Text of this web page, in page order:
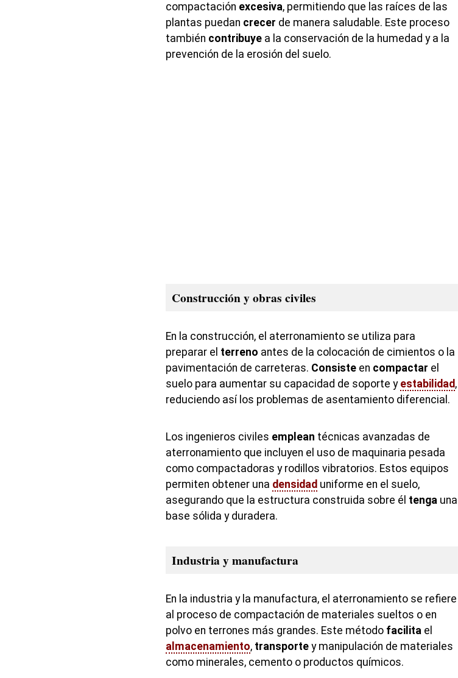
compactación excesiva, permitiendo que las raíces de las
plantas puedan crecer de manera saludable. Este proceso
también contribuye a la conservación de la humedad y a la
prevención de la erosión del suelo.
Construcción y obras civiles
En la construcción, el aterronamiento se utiliza para
preparar el terreno antes de la colocación de cimientos o la
pavimentación de carreteras. Consiste en compactar el
suelo para aumentar su capacidad de soporte y estabilidad,
reduciendo así los problemas de asentamiento diferencial.
Los ingenieros civiles emplean técnicas avanzadas de
aterronamiento que incluyen el uso de maquinaria pesada
como compactadoras y rodillos vibratorios. Estos equipos
permiten obtener una densidad uniforme en el suelo,
asegurando que la estructura construida sobre él tenga una
base sólida y duradera.
Industria y manufactura
En la industria y la manufactura, el aterronamiento se refiere
al proceso de compactación de materiales sueltos o en
polvo en terrones más grandes. Este método facilita el
almacenamiento, transporte y manipulación de materiales
como minerales, cemento o productos químicos.